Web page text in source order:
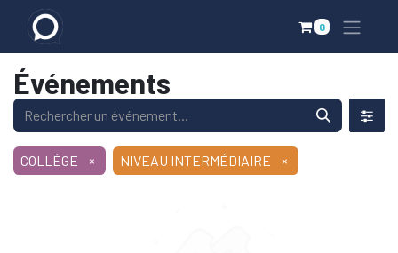
0
Événements
COLLÈGE × NIVEAU INTERMÉDIAIRE ×